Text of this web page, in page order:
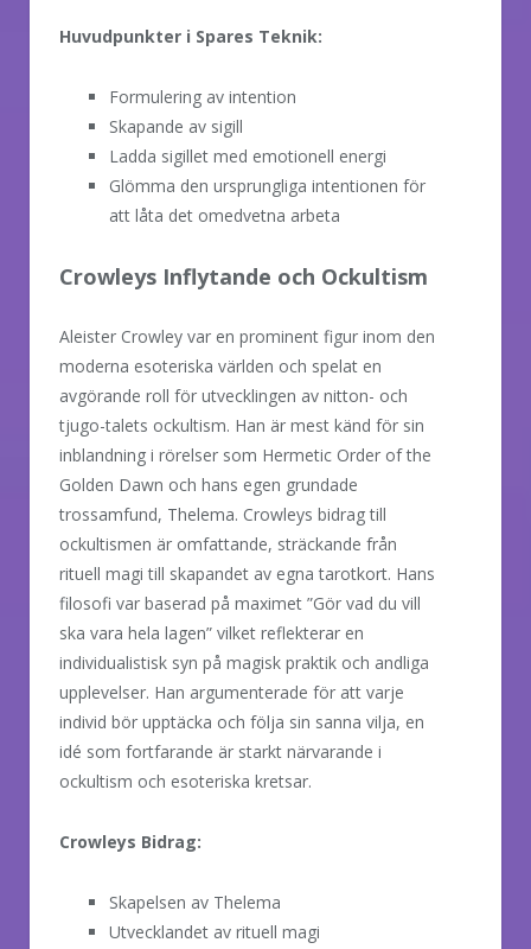
Huvudpunkter i Spares Teknik:
Formulering av intention
Skapande av sigill
Ladda sigillet med emotionell energi
Glömma den ursprungliga intentionen för
att låta det omedvetna arbeta
Crowleys Inflytande och Ockultism
Aleister Crowley var en prominent figur inom den
moderna esoteriska världen och spelat en
avgörande roll för utvecklingen av nitton- och
tjugo-talets ockultism. Han är mest känd för sin
inblandning i rörelser som Hermetic Order of the
Golden Dawn och hans egen grundade
trossamfund, Thelema. Crowleys bidrag till
ockultismen är omfattande, sträckande från
rituell magi till skapandet av egna tarotkort. Hans
filosofi var baserad på maximet ”Gör vad du vill
ska vara hela lagen” vilket reflekterar en
individualistisk syn på magisk praktik och andliga
upplevelser. Han argumenterade för att varje
individ bör upptäcka och följa sin sanna vilja, en
idé som fortfarande är starkt närvarande i
ockultism och esoteriska kretsar.
Crowleys Bidrag:
Skapelsen av Thelema
Utvecklandet av rituell magi